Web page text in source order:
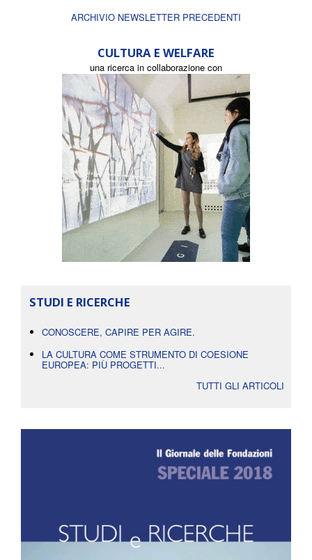
ARCHIVIO NEWSLETTER PRECEDENTI
CULTURA E WELFARE
una ricerca in collaborazione con
STUDI E RICERCHE
CONOSCERE, CAPIRE PER AGIRE.
LA CULTURA COME STRUMENTO DI COESIONE
EUROPEA: PIÙ PROGETTI...
TUTTI GLI ARTICOLI